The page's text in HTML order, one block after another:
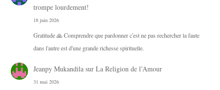
trompe lourdement!
18 juin 2026
Gratitude 🙏 Comprendre que pardonner c'est ne pas rechercher la faute
dans l'autre est d'une grande richesse spirituelle.
Jeanpy Mukandilasur La Religion de l’Amour
31 mai 2026